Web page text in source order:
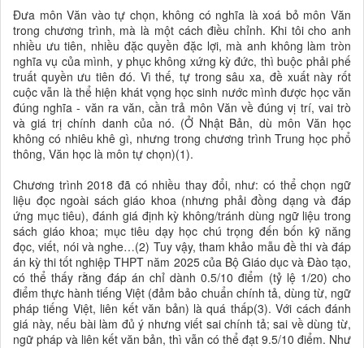
Đưa môn Văn vào tự chọn, không có nghĩa là xoá bỏ môn Văn
trong chương trình, mà là một cách điều chỉnh. Khi tôi cho anh
nhiều ưu tiên, nhiều đặc quyền đặc lợi, mà anh không làm tròn
nghĩa vụ của mình, y phục không xứng kỳ đức, thì buộc phải phế
truất quyền ưu tiên đó. Vì thế, tự trong sâu xa, đề xuất này rốt
cuộc vẫn là thể hiện khát vọng học sinh nước mình được học văn
đúng nghĩa - văn ra văn, cần trả môn Văn về đúng vị trí, vai trò
và giá trị chính danh của nó. (Ở Nhật Bản, dù môn Văn học
không có nhiêu khê gì, nhưng trong chương trình Trung học phổ
thông, Văn học là môn tự chọn)(1).
Chương trình 2018 đã có nhiều thay đổi, như: có thể chọn ngữ
liệu đọc ngoài sách giáo khoa (nhưng phải đồng dạng và đáp
ứng mục tiêu), đánh giá định kỳ không/tránh dùng ngữ liệu trong
sách giáo khoa; mục tiêu dạy học chú trọng đến bốn kỹ năng
đọc, viết, nói và nghe…(2) Tuy vậy, tham khảo mẫu đề thi và đáp
án kỳ thi tốt nghiệp THPT năm 2025 của Bộ Giáo dục và Đào tạo,
có thể thấy rằng đáp án chỉ dành 0.5/10 điểm (tỷ lệ 1/20) cho
điểm thực hành tiếng Việt (đảm bảo chuẩn chính tả, dùng từ, ngữ
pháp tiếng Việt, liên kết văn bản) là quá thấp(3). Với cách đánh
giá này, nếu bài làm đủ ý nhưng viết sai chính tả; sai về dùng từ,
ngữ pháp và liên kết văn bản, thì vẫn có thể đạt 9.5/10 điểm. Như